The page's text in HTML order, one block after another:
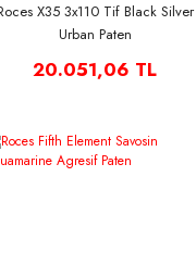
X35 3x110 Tif Black Silver
Urban Paten
20.051,06 TL